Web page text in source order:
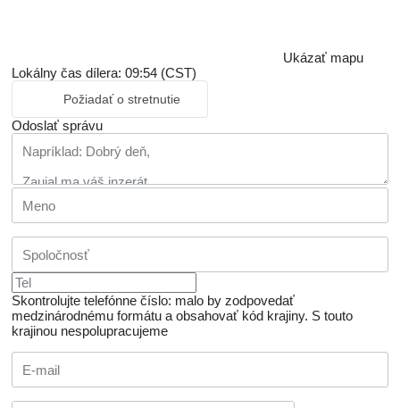
Ukázať mapu
Lokálny čas dílera: 09:54 (CST)
Požiadať o stretnutie
Odoslať správu
Skontrolujte telefónne číslo: malo by zodpovedať
medzinárodnému formátu a obsahovať kód krajiny. S touto
krajinou nespolupracujeme